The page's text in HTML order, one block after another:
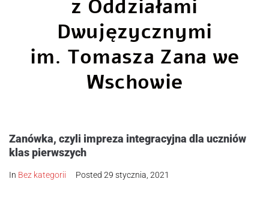
z Oddziałami
Dwujęzycznymi
im. Tomasza Zana we
Wschowie
Zanówka, czyli impreza integracyjna dla uczniów
klas pierwszych
In Bez kategorii Posted 29 stycznia, 2021